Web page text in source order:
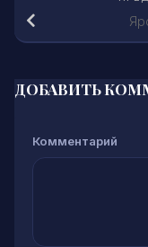
ДОБАВИТЬ
Комментарий